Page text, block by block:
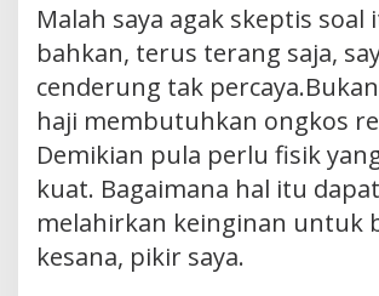
Malah saya agak skeptis soal
bahkan, terus terang saja,
cenderung tak
haji membutuhkan ongkos
Demikian pula perlu fisik
kuat. Bagaimana hal itu dapat
melahirkan keinginan untuk
kesana, pikir saya.